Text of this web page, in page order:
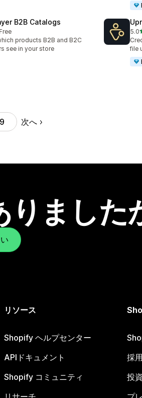
B2B Catalogs
数：1件
products B2B and B2C
see in your store
5.0
合
file
9 次へ
ました
リソース
Shopify ヘルプセンター
APIドキュメント
Shopify コミュニティ
採
投